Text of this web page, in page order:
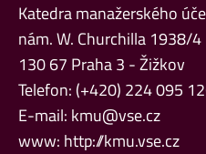
Katedra manažerského
nám. W. Churchilla 1938/4
130 67 Praha 3 - Žižkov
Telefon: (+420) 224 095
E-mail: kmu@vse.cz
www: http://kmu.vse.cz